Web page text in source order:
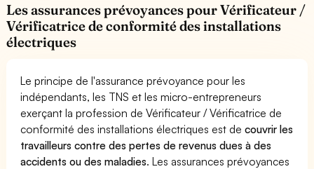
Les assurances prévoyances pour Vérificateur /
Vérificatrice de conformité des installations
électriques
Le principe de l'assurance prévoyance pour les
indépendants, les TNS et les micro-entrepreneurs
exerçant la profession de Vérificateur / Vérificatrice de
conformité des installations électriques est decouvrir les
travailleurs contre des pertes de revenus dues à des
accidents ou des maladies. Les assurances prévoyances